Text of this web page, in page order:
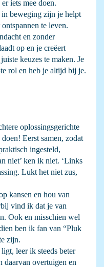
iets mee doen.
beweging zijn je helpt
te leven.
en zonder
op en je creëert
keuzes te maken. Je
rol en heb je altijd bij je.
oplossingsgerichte
Eerst samen, zodat
ingesteld,
niet’ ken ik niet. ‘Links
Lukt het niet zus,
kansen en hou van
vind ik dat je van
Ook en misschien wel
ben ik fan van “Pluk
zijn.
leer ik steeds beter
daarvan overtuigen en